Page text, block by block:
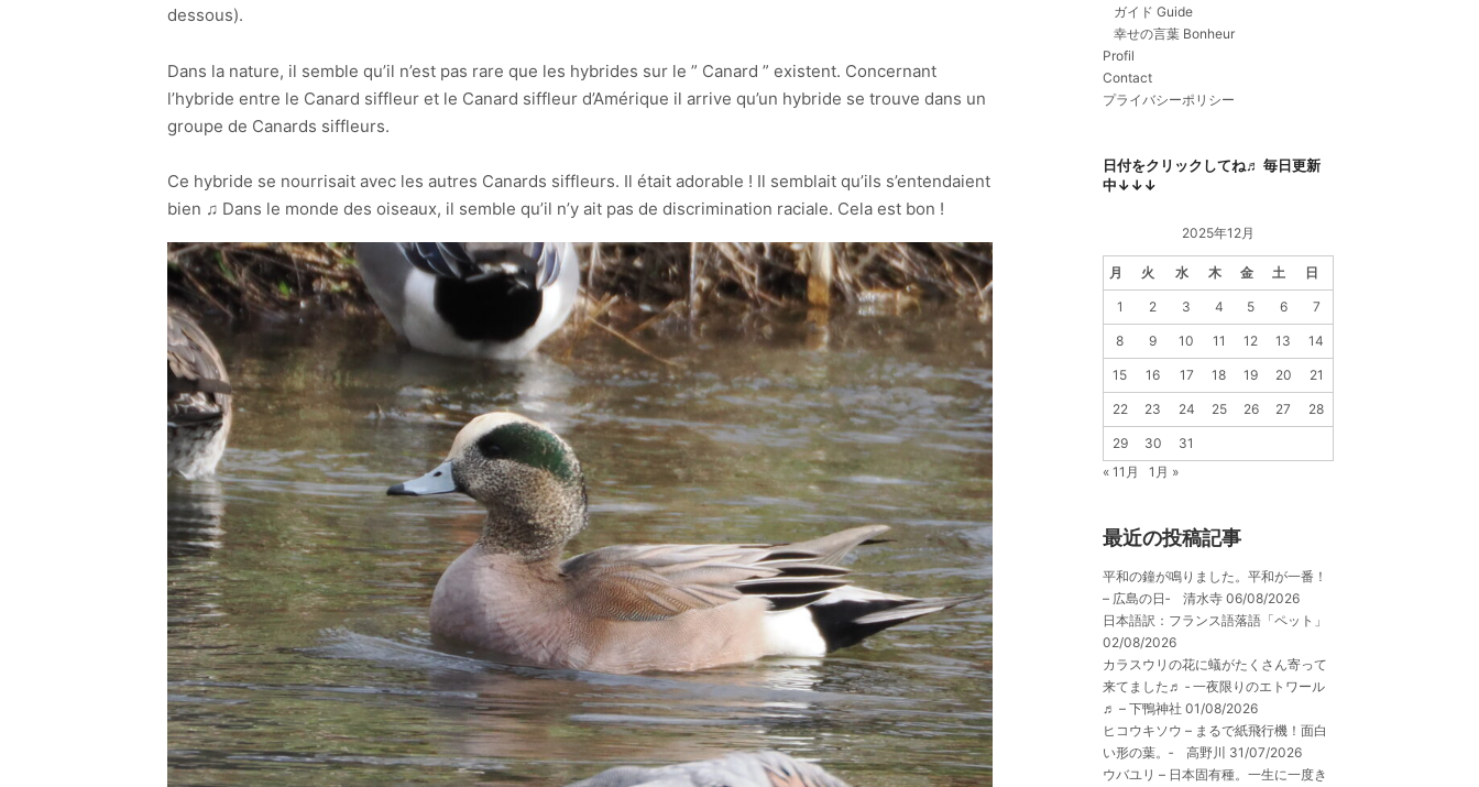
dessous).
Dans la nature, il semble qu’il n’est pas rare que les hybrides sur le ” Canard ” existent. Concernant
l’hybride entre le Canard siffleur et le Canard siffleur d’Amérique il arrive qu’un hybride se trouve dans un
groupe de Canards siffleurs.
Ce hybride se nourrisait avec les autres Canards siffleurs. Il était adorable ! Il semblait qu’ils s’entendaient
bien ♫ Dans le monde des oiseaux, il semble qu’il n’y ait pas de discrimination raciale. Cela est bon !
ガイド Guide
幸せの言葉 Bonheur
Profil
Contact
プライバシーポリシー
日付をクリックしてね♬ 毎日更新
中↓↓↓
2025年12月
月 火 水 木 金 土 日
1 2 3 4 5 6 7
8 9 10 11 12 13 14
15 16 17 18 19 20 21
22 23 24 25 26 27 28
29 30
31
« 11月
1月 »
最近の投稿記事
平和の鐘が鳴りました。平和が一番！
– 広島の日‐ 清水寺 06/08/2026
日本語訳：フランス語落語「ペット」
02/08/2026
カラスウリの花に蟻がたくさん寄って
来てました♬ ‐ 一夜限りのエトワール
♬ – 下鴨神社 01/08/2026
ヒコウキソウ – まるで紙飛行機！面白
い形の葉。‐ 高野川 31/07/2026
ウバユリ – 日本固有種。一生に一度き